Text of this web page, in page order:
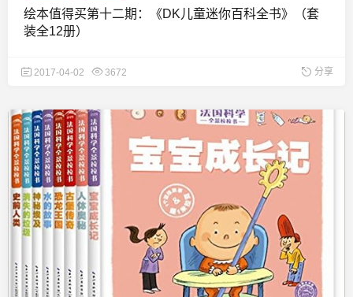
绘本值得买第十二期：《DK儿童迷你百科全书》（套
装全12册）
2017-04-02 3672 分享